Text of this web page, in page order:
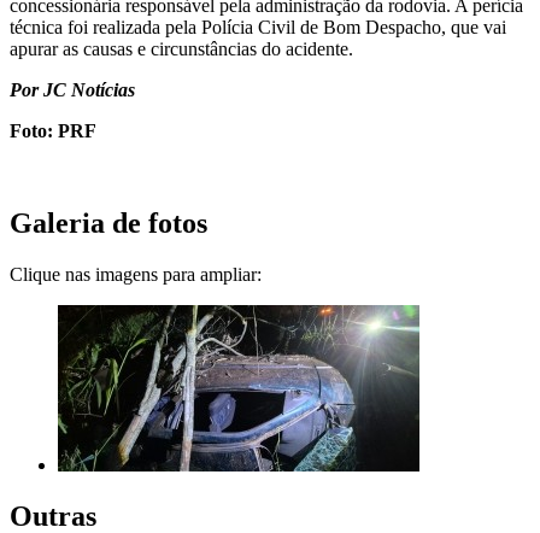
concessionária responsável pela administração da rodovia. A perícia
técnica foi realizada pela Polícia Civil de Bom Despacho, que vai
apurar as causas e circunstâncias do acidente.
Por JC Notícias
Foto: PRF
Galeria de fotos
Clique nas imagens para ampliar:
Outras